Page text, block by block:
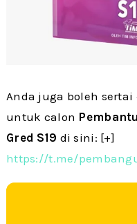
Anda juga boleh sertai
untuk calon
Gred S19 di sini: [+]
https://t.me/